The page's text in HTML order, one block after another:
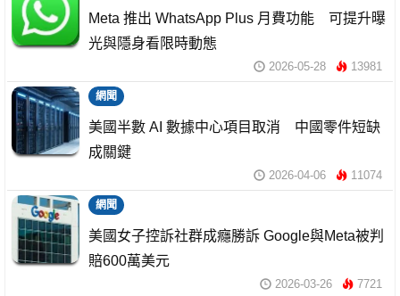
Meta 推出 WhatsApp Plus 月費功能 可提升曝
光與隱身看限時動態
2026-05-28 13981
網聞
美國半數 AI 數據中心項目取消 中國零件短缺
成關鍵
2026-04-06 11074
網聞
美國女子控訴社群成癮勝訴 Google與Meta被判
賠600萬美元
2026-03-26 7721